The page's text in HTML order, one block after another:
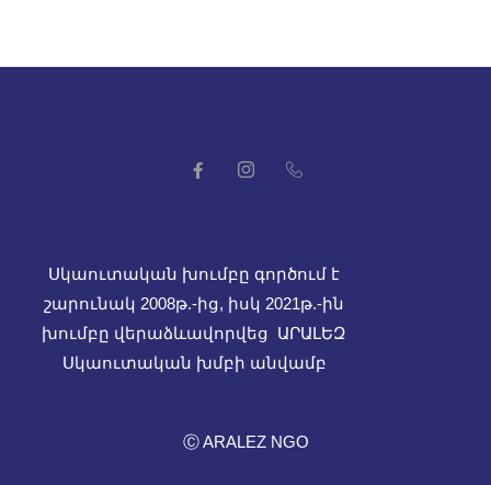
Սկաուտական խումբը գործում է
շարունակ 2008թ.-ից, իսկ 2021թ.-ին
խումբը վերաձևավորվեց ԱՐԱԼԵԶ
Սկաուտական խմբի անվամբ
Ⓒ ARALEZ NGO